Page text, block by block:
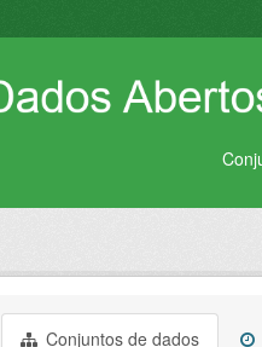
Conjuntos de dados